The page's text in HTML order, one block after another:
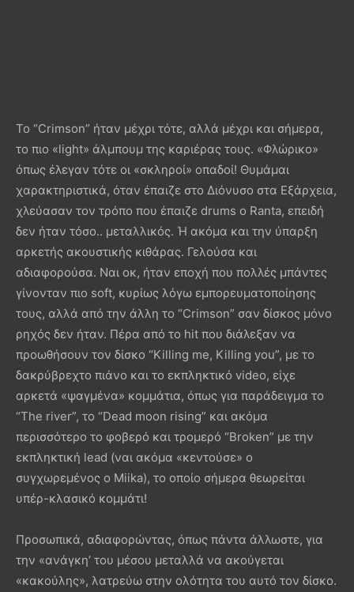
Το “Crimson” ήταν μέχρι τότε, αλλά μέχρι και σήμερα,
το πιο «light» άλμπουμ της καριέρας τους. «Φλώρικο»
όπως έλεγαν τότε οι «σκληροί» οπαδοί! Θυμάμαι
χαρακτηριστικά, όταν έπαιζε στο Διόνυσο στα Εξάρχεια,
χλεύασαν τον τρόπο που έπαιζε drums ο Ranta, επειδή
δεν ήταν τόσο.. μεταλλικός. Ή ακόμα και την ύπαρξη
αρκετής ακουστικής κιθάρας. Γελούσα και
αδιαφορούσα. Ναι οκ, ήταν εποχή που πολλές μπάντες
γίνονταν πιο soft, κυρίως λόγω εμπορευματοποίησης
τους, αλλά από την άλλη το “Crimson” σαν δίσκος μόνο
ρηχός δεν ήταν. Πέρα από το hit που διάλεξαν να
προωθήσουν τον δίσκο “Killing me, Killing you”, με το
δακρύβρεχτο πιάνο και το εκπληκτικό video, είχε
αρκετά «ψαγμένα» κομμάτια, όπως για παράδειγμα το
“The river”, το “Dead moon rising” και ακόμα
περισσότερο το φοβερό και τρομερό “Broken” με την
εκπληκτική lead (ναι ακόμα «κεντούσε» ο
συγχωρεμένος ο Miika), το οποίο σήμερα θεωρείται
υπέρ-κλασικό κομμάτι!
Προσωπικά, αδιαφορώντας, όπως πάντα άλλωστε, για
την «ανάγκη’ του μέσου μεταλλά να ακούγεται
«κακούλης», λατρεύω στην ολότητα του αυτό τον δίσκο.